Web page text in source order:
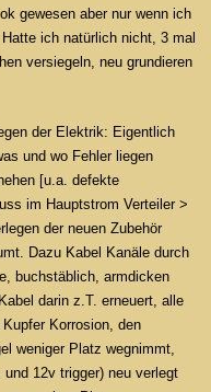
gewesen aber nur wenn ich
ich natürlich nicht, 3 mal
versiegeln, neu grundieren
der Elektrik: Eigentlich
und wo Fehler liegen
[u.a. defekte
im Hauptstrom Verteiler >
der neuen Zubehör
Dazu Kabel Kanäle durch
buchstäblich, armdicken
darin z.T. erneuert, alle
Korrosion, den
weniger Platz wegnimmt,
12v trigger) neu verlegt